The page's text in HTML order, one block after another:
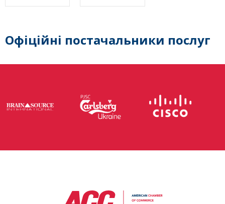
Офіційні постачальники послуг